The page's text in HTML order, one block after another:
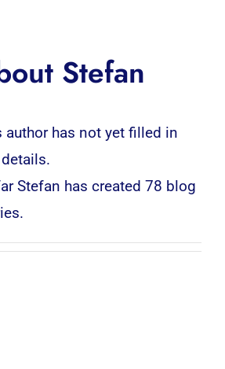
Stefan
author has not yet filled in
Stefan has created 78 blog